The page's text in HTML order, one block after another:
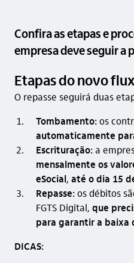
Confira as etapas e
empresa deve seguir a
Etapas do novo
O repasse seguirá duas
Tombamento:os
automaticamente
Escrituração:a
mensalmente os
eSocial, até o dia 15
Repasse:os débitos
FGTS Digital, que
para garantir a baixa
DICAS: